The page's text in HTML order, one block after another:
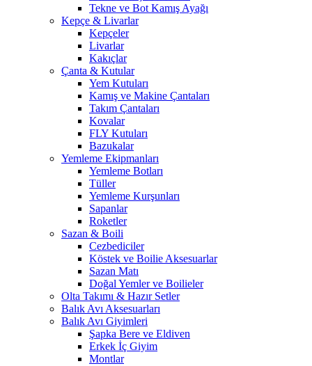
Tekne ve Bot Kamış Ayağı
Kepçe & Livarlar
Kepçeler
Livarlar
Kakıçlar
Çanta & Kutular
Yem Kutuları
Kamış ve Makine Çantaları
Takım Çantaları
Kovalar
FLY Kutuları
Bazukalar
Yemleme Ekipmanları
Yemleme Botları
Tüller
Yemleme Kurşunları
Sapanlar
Roketler
Sazan & Boili
Cezbediciler
Köstek ve Boilie Aksesuarlar
Sazan Matı
Doğal Yemler ve Boilieler
Olta Takımı & Hazır Setler
Balık Avı Aksesuarları
Balık Avı Giyimleri
Şapka Bere ve Eldiven
Erkek İç Giyim
Montlar